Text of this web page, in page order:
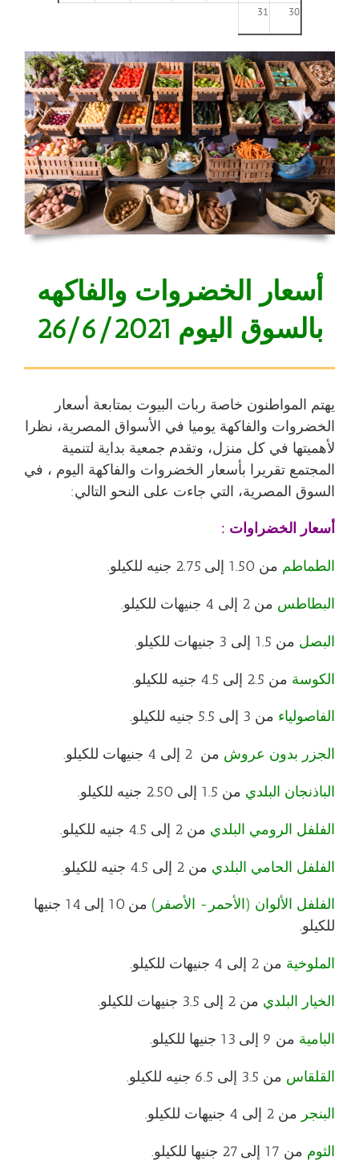
30
31
أسعار الخضروات والفاكهه
بالسوق اليوم 26/6/2021
يهتم المواطنون خاصة ربات البيوت بمتابعة أسعار
الخضروات والفاكهة يوميا في الأسواق المصرية، نظرا
لأهميتها في كل منزل، وتقدم جمعية بداية لتنمية
المجتمع تقريرا بأسعار الخضروات والفاكهة اليوم ، في
السوق المصرية، التي جاءت على النحو التالي:
أسعار الخضراوات :
الطماطم من 1.50 إلى 2.75 جنيه للكيلو.
البطاطس من 2 إلى 4 جنيهات للكيلو.
البصل من 1.5 إلى 3 جنيهات للكيلو.
الكوسة من 2.5 إلى 4.5 جنيه للكيلو.
الفاصولياء من 3 إلى 5.5 جنيه للكيلو.
الجزر بدون عروش من 2 إلى 4 جنيهات للكيلو.
الباذنجان البلدي من 1.5 إلى 2.50 جنيه للكيلو.
الفلفل الرومي البلدي من 2 إلى 4.5 جنيه للكيلو.
الفلفل الحامي البلدي من 2 إلى 4.5 جنيه للكيلو.
الفلفل الألوان (الأحمر- الأصفر)
من 10 إلى 14 جنيها
للكيلو.
الملوخية من 2 إلى 4 جنيهات للكيلو.
الخيار البلدي من 2 إلى 3.5 جنيهات للكيلو.
البامية من 9 إلى 13 جنيها للكيلو.
القلقاس من 3.5 إلى 6.5 جنيه للكيلو.
البنجر من 2 إلى 4 جنيهات للكيلو.
الثوم من 17 إلى 27 جنيها للكيلو.